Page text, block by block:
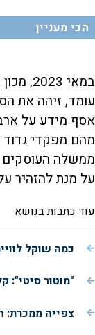
הכי מעניין
עומד, זיהה את
אסף מידע על
מהם מפקדי
ממשלה העוסקים
על מנת להזהיר
עוד כתבות בנושא
כמה שוקל
"מוטור סיטי":
צפייה ממכרת: